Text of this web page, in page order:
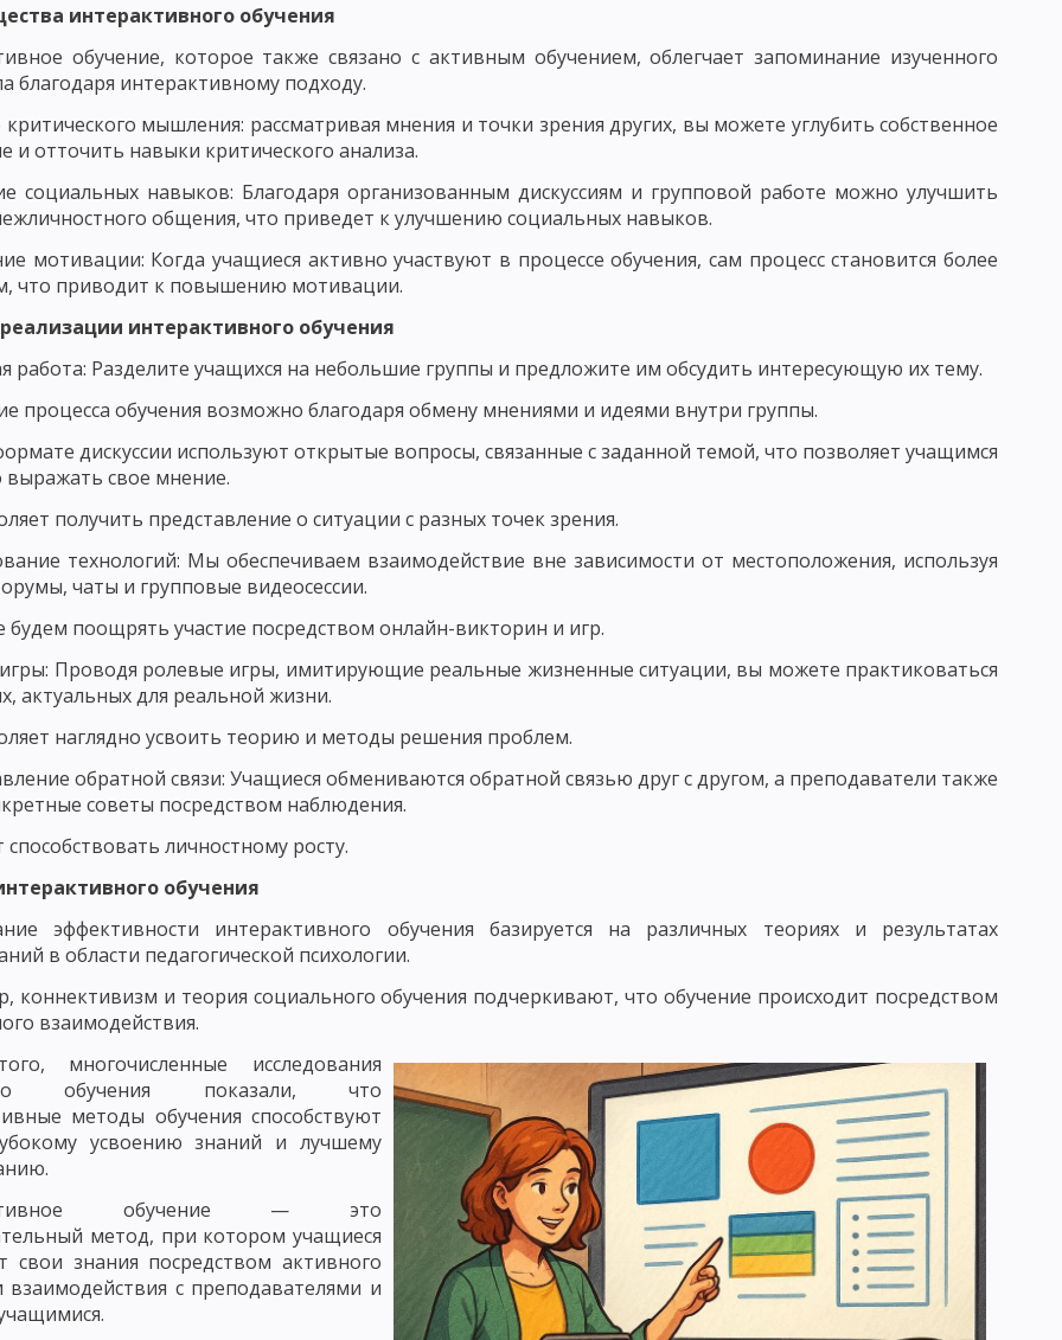
ПЕДАГОГИЧЕСКОГО ОБЩЕНИЯ
ПЕДАГОГИЧЕСКОЕ ТВОРЧЕСТВО ХАРАКТЕРИСТИКИ И СВОЙСТВА ТВОРЧЕСКОГО МЫШЛЕНИЯ
МАСТЕРСТВА ИСТОРИЯ РАЗВИТИЯ ДИДАКТИКИ
СИСТЕМА УШИНСКОГО
Н. ПИРОГОВ И Б. ГРИНЧЕНКО ИСТОРИЯ РАЗВИТИЯ ДИДАКТИКИ: ДИСТЕРВЕГ И ДЬЮИ
СОВРЕМЕННОЙ ДИДАКТИКИ ПОНЯТИЕ ОБУЧЕНИЯ КАК ДИДАКТИЧЕСКАЯ КАТЕГОРИЯ ПОНЯТИЕ ПРОЦЕСС ОБУЧЕНИЯ
И РУКОВОДСТВО ОСНОВНЫЕ ТЕНДЕНЦИИ НАЦИОНАЛЬНОЙ СИСТЕМЫ ОБРАЗОВАНИЯ И ЗАДАЧИ ДИДАКТИКИ
ПРИЗНАКИ УЧЕБНОГО ПРОЦЕССА ОСНОВНЫЕ КРИТЕРИИ УЧЕБНОГО ПРОЦЕССА
ПРОЦЕССА. ЦЕЛЕВОЙ КОМПОНЕНТ УЧЕБНОГО ПРОЦЕССА
ФОРМИРОВАНИЕ ЗНАНИЙ И НАВЫКОВ КАК СОСТАВЛЯЮЩАЯ УЧЕБНОГО ПРОЦЕССА
ОБРАЗОВАТЕЛЬНАЯ ФУНКЦИЯ УЧЕБНОГО ПРОЦЕССА
ФУНКЦИЯ САМОСОВЕРШЕНСТВОВАНИЯ ДИДАКТИЧЕСКИЕ СИСТЕМЫ И.Ф. ГЕРБАРТА И ДЖ. ДЬЮИ
КОНЦЕПЦИЯ ОБУЧЕНИЯ. ЛИНЕЙНОЕ ПРОГРАММИРОВАНИЕ
ОБУЧЕНИЕ ТЕОРИЯ ПОЭТАПНОГО ФОРМИРОВАНИЯ УМСТВЕННЫХ ДЕЙСТВИЙ
ОБУЧЕНИЯ РАЗВИВАЮЩЕЕ ОБУЧЕНИЕ ТЕХНОЛОГИЯ ОБУЧЕНИЯ ПЕДАГОГИКА СОТРУДНИЧЕСТВА
ПРОЦЕССА ЗАКОНОМЕРНОСТИ УЧЕБНОГО ПРОЦЕССА И ИХ КЛАССИФИКАЦИЯ
ПРОЦЕССА СОЦИОЛОГИЧЕСКИЕ И ОРГАНИЗАЦИОННЫЕ ЗАКОНОМЕРНОСТИ УЧЕБНОГО ПРОЦЕССА
ОБУЧЕНИЯ
В ОБУЧЕНИИ ПРИНЦИП ДОСТУПНОСТИ И ДОХОДЧИВОСТИ ПРЕПОДАВАНИЯ
СОЧЕТАНИЯ КОЛЛЕКТИВНЫХ И ИНДИВИДУАЛЬНЫХ ФОРМ И СПОСОБОВ УЧЕБНОЙ РАБОТЫ
УЧАЩИХСЯ ПРИНЦИП АКТИВНОСТИ, СОЗНАТЕЛЬНОСТИ И САМОСТОЯТЕЛЬНОСТИ УЧАЩИХСЯ
И УМЕНИЙ ПОНЯТИЕ О МЕТОДАХ ОБУЧЕНИЯ СОСТАВНЫЕ ЧАСТИ МЕТОДА ОБУЧЕНИЯ
МЕТОДОВ ОБУЧЕНИЯ ПО ХАРЛОМОВУ, ОНИЩУКУ И АЛЕКСЮКУ ОТБОР МЕТОДОВ ОБУЧЕНИЯ
РАССКАЗ СЛОВЕСНЫЕ МЕТОДЫ ОБУЧЕНИЯ: МЕТОД ОБЪЯСНЕНИЯ И УСЛОВИЯ ЕГО ЭФФЕКТИВНОСТИ
интерактивного обучения
обучение, которое также связано с активным обучением, облегчает запоминание изученного
благодаря интерактивному подходу.
критического мышления: рассматривая мнения и точки зрения других, вы можете углубить собственное
и отточить навыки критического анализа.
социальных навыков: Благодаря организованным дискуссиям и групповой работе можно улучшить
общения, что приведет к улучшению социальных навыков.
мотивации: Когда учащиеся активно участвуют в процессе обучения, сам процесс становится более
что приводит к повышению мотивации.
интерактивного обучения
работа: Разделите учащихся на небольшие группы и предложите им обсудить интересующую их тему.
процесса обучения возможно благодаря обмену мнениями и идеями внутри группы.
дискуссии используют открытые вопросы, связанные с заданной темой, что позволяет учащимся
выражать свое мнение.
получить представление о ситуации с разных точек зрения.
технологий: Мы обеспечиваем взаимодействие вне зависимости от местоположения, используя
чаты и групповые видеосессии.
поощрять участие посредством онлайн-викторин и игр.
Проводя ролевые игры, имитирующие реальные жизненные ситуации, вы можете практиковаться
актуальных для реальной жизни.
наглядно усвоить теорию и методы решения проблем.
обратной связи: Учащиеся обмениваются обратной связью друг с другом, а преподаватели также
советы посредством наблюдения.
способствовать личностному росту.
обучения
эффективности интерактивного обучения базируется на различных теориях и результатах
в области педагогической психологии.
коннективизм и теория социального обучения подчеркивают, что обучение происходит посредством
взаимодействия.
многочисленные исследования
обучения показали, что
методы обучения способствуют
усвоению знаний и лучшему
обучение — это
метод, при котором учащиеся
свои знания посредством активного
взаимодействия с преподавателями и